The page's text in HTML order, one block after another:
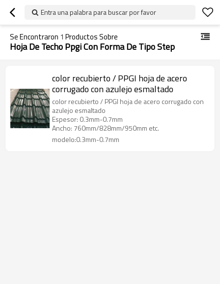
Entra una palabra para buscar por favor
Se Encontraron 1 Productos Sobre
Hoja De Techo Ppgi Con Forma De Tipo Step
color recubierto / PPGI hoja de acero
corrugado con azulejo esmaltado
color recubierto / PPGI hoja de acero corrugado con
azulejo esmaltado
Espesor: 0.3mm-0.7mm
Ancho: 760mm/828mm/950mm etc.
modelo:0.3mm-0.7mm